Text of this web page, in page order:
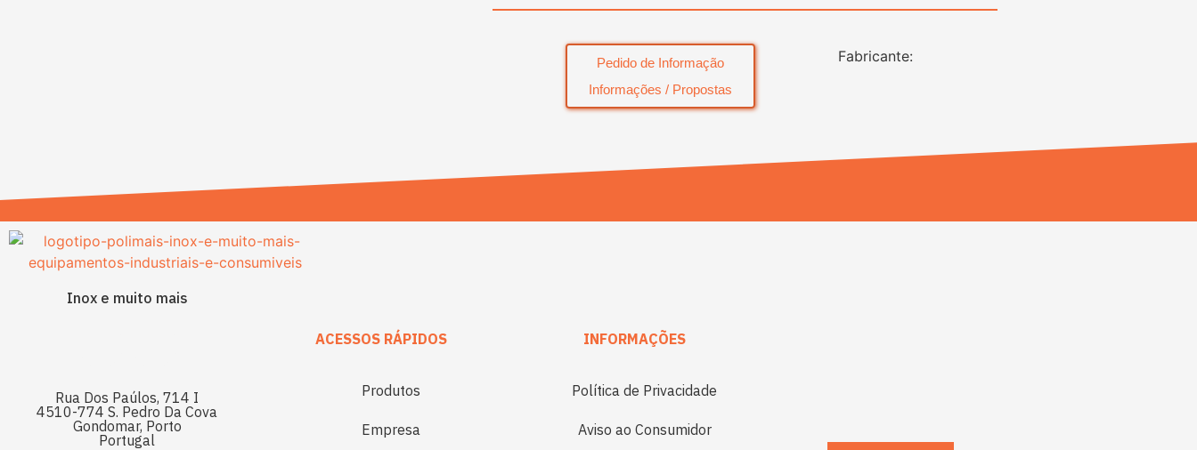
Pedido de Informação
Informações / Propostas
Fabricante:
Inox e muito mais
Rua Dos Paúlos, 714 I
4510-774 S. Pedro Da Cova
Gondomar, Porto
Portugal
ACESSOS RÁPIDOS
Produtos
Empresa
INFORMAÇÕES
Política de Privacidade
Aviso ao Consumidor